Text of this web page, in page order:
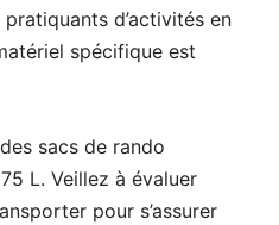
d’activités en
spécifique est
sacs de rando
L. Veillez à évaluer
pour s’assurer